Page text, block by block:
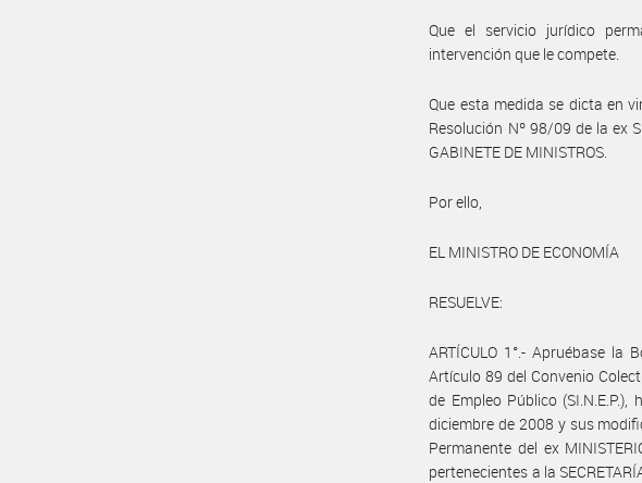
Que el servicio jurídico
intervención que le compete.
Que esta medida se dicta en
Resolución Nº 98/09 de la ex
GABINETE DE MINISTROS.
Por ello,
EL MINISTRO DE ECONOMÍA
RESUELVE:
ARTÍCULO 1°.- Apruébase la
Artículo 89 del Convenio
de Empleo Público
diciembre de 2008 y sus
Permanente del ex
pertenecientes a la